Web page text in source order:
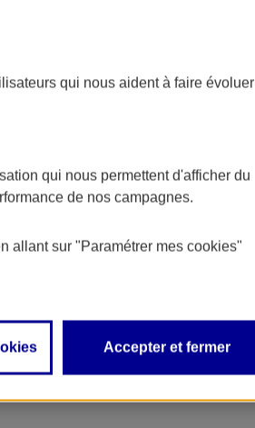
qui nous aident à faire évoluer
qui nous permettent d'afficher du
de nos campagnes.
allant sur "Paramétrer mes cookies"
Accepter et fermer